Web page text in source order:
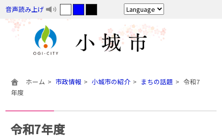
音声読み上げ
ホーム 市政情報 小城市の紹介 まちの話題
令和7
年度
令和7年度